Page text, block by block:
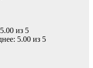
5.00 из 5